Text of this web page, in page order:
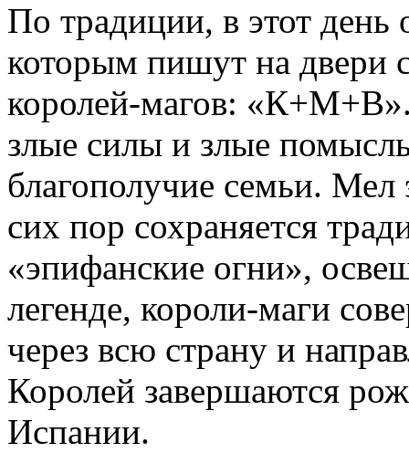
По традиции, в этот
которым пишут на двери
королей-магов:
злые силы и злые
благополучие семьи. Мел
сих пор сохраняется
«эпифанские огни»,
легенде, короли-маги
через всю страну и
Королей завершаются
Испании.